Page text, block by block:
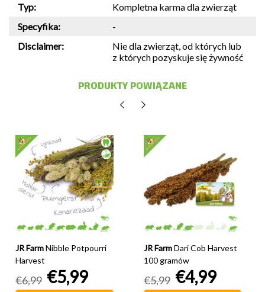
Typ:
Kompletna karma dla zwierząt
Specyfika:
-
Disclaimer:
Nie dla zwierząt, od których lub
z których pozyskuje się żywność
PRODUKTY POWIĄZANE
JR FarmNibble Potpourri
Harvest
€6,99 €5,99
JR Farm Dari Cob Harvest
100 gramów
€5,99 €4,99